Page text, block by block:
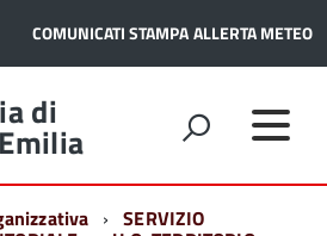
COMUNICATI STAMPAALLERTA METEO
di
SERVIZIO